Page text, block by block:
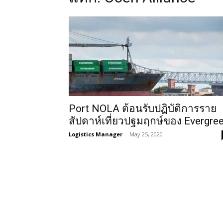
Port NOLA ต้อนรับปฏิบัติการราย
สัปดาห์เที่ยวปฐมฤกษ์ของ
Logistics Manager - May 25, 2020